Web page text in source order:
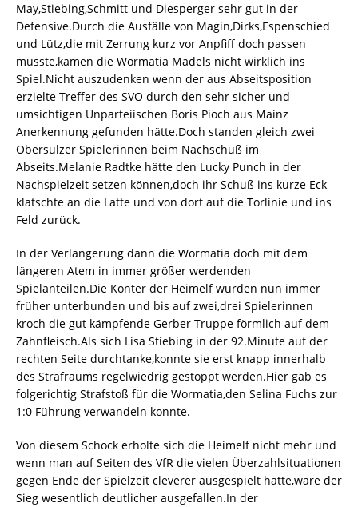
May,Stiebing,Schmitt und Diesperger sehr gut in der
Defensive.Durch die Ausfälle von Magin,Dirks,Espenschied
und Lütz,die mit Zerrung kurz vor Anpfiff doch passen
musste,kamen die Wormatia Mädels nicht wirklich ins
Spiel.Nicht auszudenken wenn der aus Abseitsposition
erzielte Treffer des SVO durch den sehr sicher und
umsichtigen Unparteiischen Boris Pioch aus Mainz
Anerkennung gefunden hätte.Doch standen gleich zwei
Obersülzer Spielerinnen beim Nachschuß im
Abseits.Melanie Radtke hätte den Lucky Punch in der
Nachspielzeit setzen können,doch ihr Schuß ins kurze Eck
klatschte an die Latte und von dort auf die Torlinie und ins
Feld zurück.
In der Verlängerung dann die Wormatia doch mit dem
längeren Atem in immer größer werdenden
Spielanteilen.Die Konter der Heimelf wurden nun immer
früher unterbunden und bis auf zwei,drei Spielerinnen
kroch die gut kämpfende Gerber Truppe förmlich auf dem
Zahnfleisch.Als sich Lisa Stiebing in der 92.Minute auf der
rechten Seite durchtanke,konnte sie erst knapp innerhalb
des Strafraums regelwiedrig gestoppt werden.Hier gab es
folgerichtig Strafstoß für die Wormatia,den Selina Fuchs zur
1:0 Führung verwandeln konnte.
Von diesem Schock erholte sich die Heimelf nicht mehr und
wenn man auf Seiten des VfR die vielen Überzahlsituationen
gegen Ende der Spielzeit cleverer ausgespielt hätte,wäre der
Sieg wesentlich deutlicher ausgefallen.In der